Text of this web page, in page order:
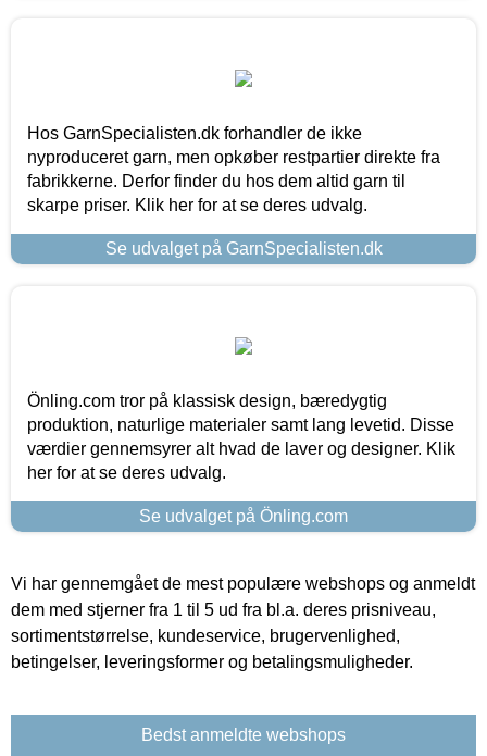
Hos GarnSpecialisten.dk forhandler de ikke
nyproduceret garn, men opkøber restpartier direkte fra
fabrikkerne. Derfor finder du hos dem altid garn til
skarpe priser. Klik her for at se deres udvalg.
Se udvalget på GarnSpecialisten.dk
Önling.com tror på klassisk design, bæredygtig
produktion, naturlige materialer samt lang levetid. Disse
værdier gennemsyrer alt hvad de laver og designer. Klik
her for at se deres udvalg.
Se udvalget på Önling.com
Vi har gennemgået de mest populære webshops og anmeldt
dem med stjerner fra 1 til 5 ud fra bl.a. deres prisniveau,
sortimentstørrelse, kundeservice, brugervenlighed,
betingelser, leveringsformer og betalingsmuligheder.
Bedst anmeldte webshops